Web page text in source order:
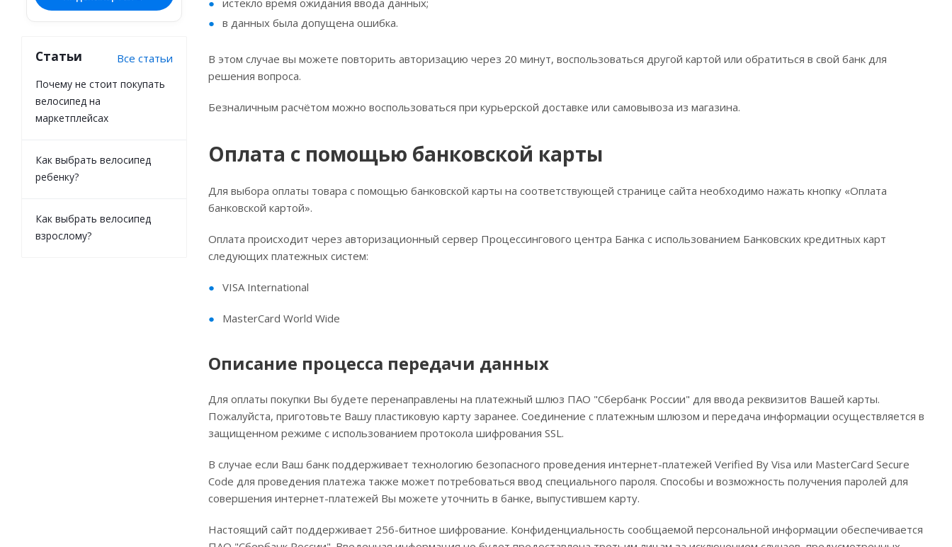
истекло время ожидания ввода данных;
в данных была допущена ошибка.
В этом случае вы можете повторить авторизацию через 20 минут, воспользоваться другой картой или обратиться в свой банк для
решения вопроса.
Безналичным расчётом можно воспользоваться при курьерской доставке или самовывоза из магазина.
Оплата с помощью банковской карты
Для выбора оплаты товара с помощью банковской карты на соответствующей странице сайта необходимо нажать кнопку «Оплата
банковской картой».
Оплата происходит через авторизационный сервер Процессингового центра Банка с использованием Банковских кредитных карт
следующих платежных систем:
VISA International
MasterCard World Wide
Описание процесса передачи данных
Для оплаты покупки Вы будете перенаправлены на платежный шлюз ПАО "Сбербанк России" для ввода реквизитов Вашей карты.
Пожалуйста, приготовьте Вашу пластиковую карту заранее. Соединение с платежным шлюзом и передача информации осуществляется в
защищенном режиме с использованием протокола шифрования SSL.
В случае если Ваш банк поддерживает технологию безопасного проведения интернет-платежей Verified By Visa или MasterCard Secure
Code для проведения платежа также может потребоваться ввод специального пароля. Способы и возможность получения паролей для
совершения интернет-платежей Вы можете уточнить в банке, выпустившем карту.
Настоящий сайт поддерживает 256-битное шифрование. Конфиденциальность сообщаемой персональной информации обеспечивается
Статьи Все статьи
Почему не стоит покупать
велосипед на
маркетплейсах
Как выбрать велосипед
ребенку?
Как выбрать велосипед
взрослому?